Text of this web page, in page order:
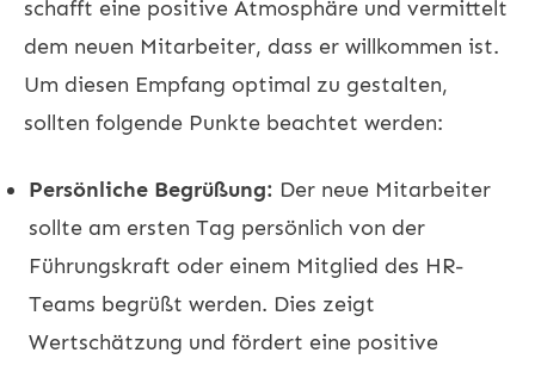
schafft eine positive Atmosphäre und vermittelt
dem neuen Mitarbeiter, dass er willkommen ist.
Um diesen Empfang optimal zu gestalten,
sollten folgende Punkte beachtet werden:
Persönliche Begrüßung: Der neue Mitarbeiter
sollte am ersten Tag persönlich von der
Führungskraft oder einem Mitglied des HR-
Teams begrüßt werden. Dies zeigt
Wertschätzung und fördert eine positive